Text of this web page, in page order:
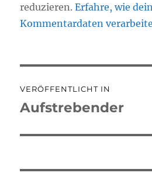
reduzieren.Erfahre, wie
Kommentardaten
VERÖFFENTLICHT IN
Aufstrebender